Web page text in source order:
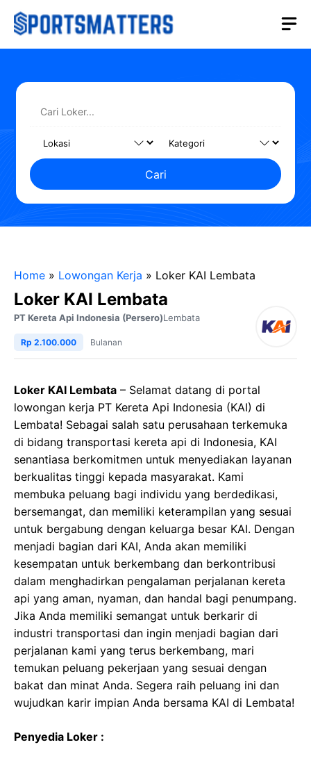
Langsung
Cari
Home » Lowongan Kerja » Loker KAI Lembata
Loker KAI Lembata
PT Kereta Api Indonesia (Persero)Lembata
Rp 2.100.000 Bulanan
Loker KAI Lembata – Selamat datang di portal
lowongan kerja PT Kereta Api Indonesia (KAI) di
Lembata! Sebagai salah satu perusahaan terkemuka
di bidang transportasi kereta api di Indonesia, KAI
senantiasa berkomitmen untuk menyediakan layanan
berkualitas tinggi kepada masyarakat. Kami
membuka peluang bagi individu yang berdedikasi,
bersemangat, dan memiliki keterampilan yang sesuai
untuk bergabung dengan keluarga besar KAI. Dengan
menjadi bagian dari KAI, Anda akan memiliki
kesempatan untuk berkembang dan berkontribusi
dalam menghadirkan pengalaman perjalanan kereta
api yang aman, nyaman, dan handal bagi penumpang.
Jika Anda memiliki semangat untuk berkarir di
industri transportasi dan ingin menjadi bagian dari
perjalanan kami yang terus berkembang, mari
temukan peluang pekerjaan yang sesuai dengan
bakat dan minat Anda. Segera raih peluang ini dan
wujudkan karir impian Anda bersama KAI di Lembata!
Penyedia Loker :